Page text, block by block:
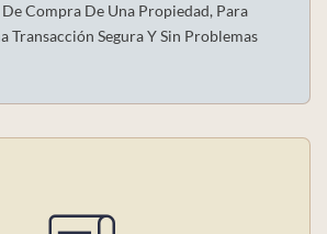
Compra De Una Propiedad, Para
Transacción Segura Y Sin Problemas